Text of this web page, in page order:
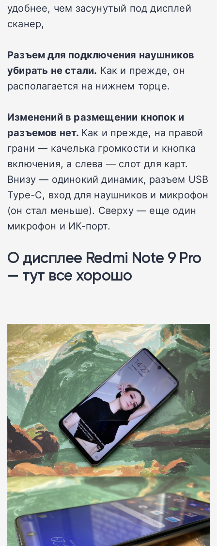
удобнее, чем засунутый под дисплей
сканер,
Разъем для подключения наушников
убирать не стали. Как и прежде, он
располагается на нижнем торце.
Изменений в размещении кнопок и
разъемов нет. Как и прежде, на правой
грани — качелька громкости и кнопка
включения, а слева — слот для карт.
Внизу — одинокий динамик, разъем USB
Type-C, вход для наушников и микрофон
(он стал меньше). Сверху — еще один
микрофон и ИК-порт.
О дисплее Redmi Note 9 Pro
— тут все хорошо